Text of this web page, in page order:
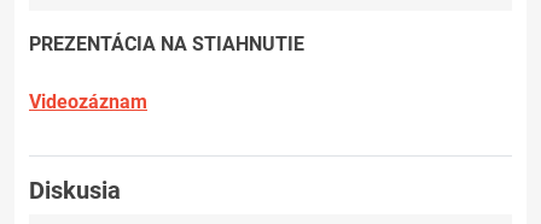
PREZENTÁCIA NA STIAHNUTIE
Videozáznam
Diskusia